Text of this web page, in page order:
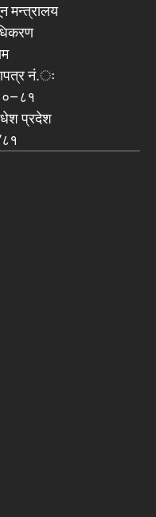
मन्त्रालय
नं.ः
प्रदेश